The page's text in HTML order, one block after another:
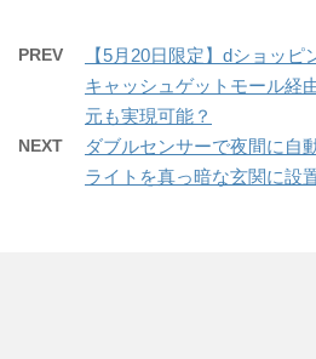
PREV
【5月20日限定】dショッピ
キャッシュゲットモール経
元も実現可能？
NEXT
ダブルセンサーで夜間に自
ライトを真っ暗な玄関に設